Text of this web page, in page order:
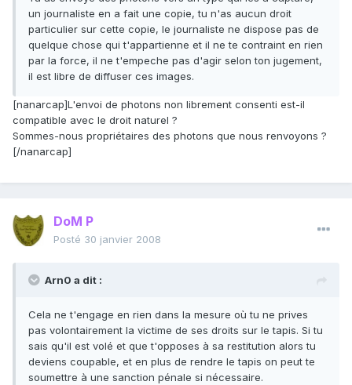
un journaliste en a fait une copie, tu n'as aucun droit
particulier sur cette copie, le journaliste ne dispose pas de
quelque chose qui t'appartienne et il ne te contraint en rien
par la force, il ne t'empeche pas d'agir selon ton jugement,
il est libre de diffuser ces images.
[nanarcap]L'envoi de photons non librement consenti est-il
compatible avec le droit naturel ?
Sommes-nous propriétaires des photons que nous renvoyons ?
[/nanarcap]
DoM P
Posté 30 janvier 2008
Arn0 a dit :
Cela ne t'engage en rien dans la mesure où tu ne prives
pas volontairement la victime de ses droits sur le tapis. Si tu
sais qu'il est volé et que t'opposes à sa restitution alors tu
deviens coupable, et en plus de rendre le tapis on peut te
soumettre à une sanction pénale si nécessaire.